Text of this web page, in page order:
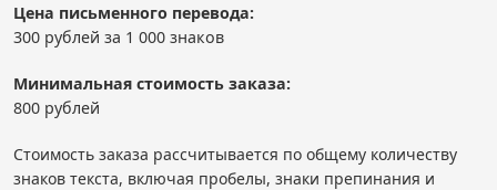
Цена письменного перевода:
300 рублей за 1 000 знаков
Минимальная стоимость заказа:
800 рублей
Стоимость заказа рассчитывается по общему количеству
знаков текста, включая пробелы, знаки препинания и